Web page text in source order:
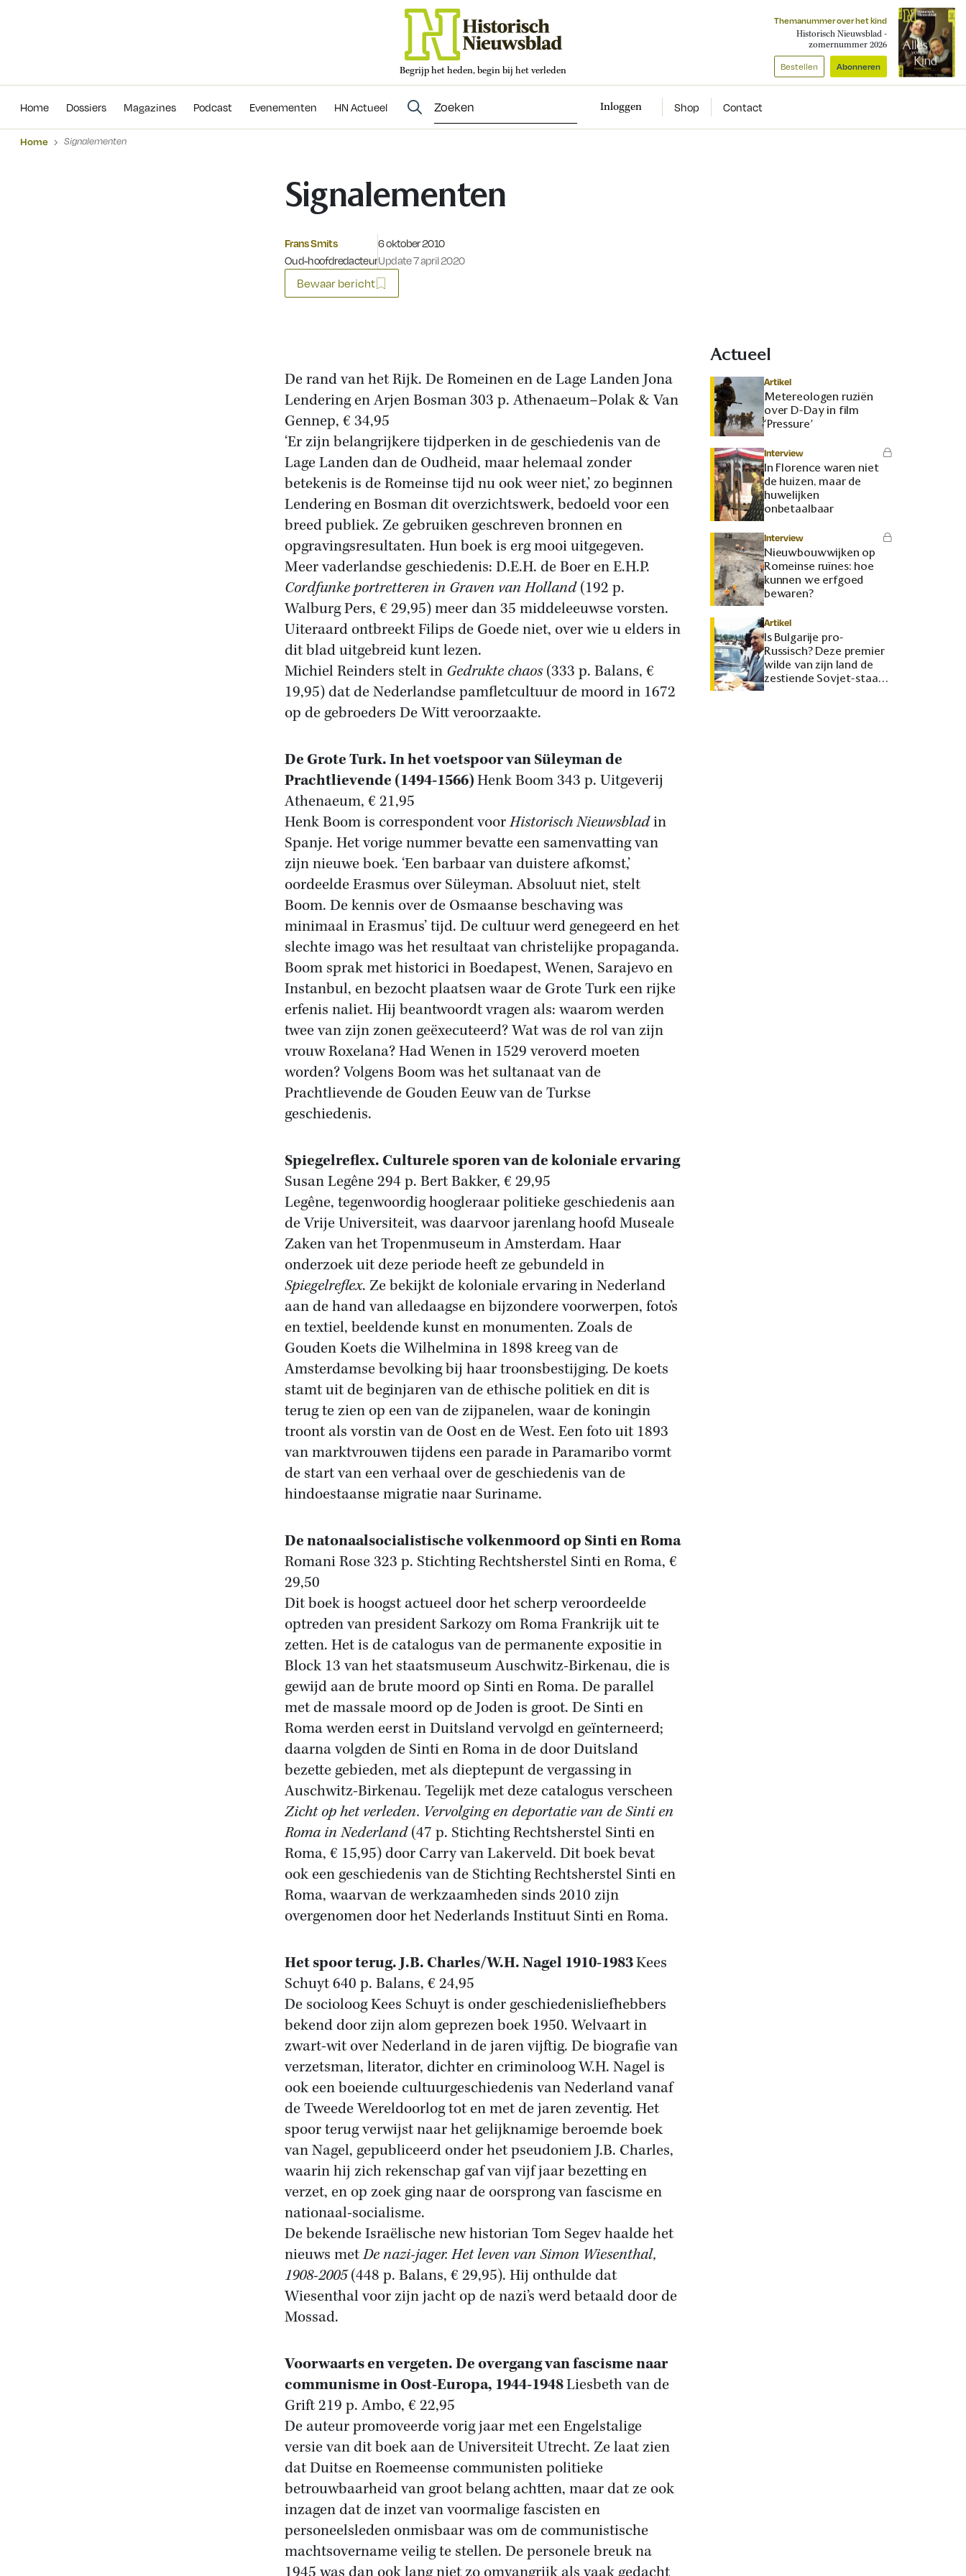
Begrijp het heden, begin bij het verleden
Themanummer over het kind
Historisch Nieuwsblad -
zomernummer 2026
Bestellen Abonneren
Home Dossiers Magazines Podcast Evenementen HN Actueel Inloggen Shop Contact
Evenementen
Home Signalementen
Signalementen
Frans Smits
Oud-hoofdredacteur
Gepubliceerd op:
6 oktober 2010
Update 7 april 2020
Bewaar bericht
De rand van het Rijk. De Romeinen en de Lage Landen Jona
Lendering en Arjen Bosman 303 p. Athenaeum–Polak & Van
Gennep, € 34,95
‘Er zijn belangrijkere tijdperken in de geschiedenis van de
Lage Landen dan de Oudheid, maar helemaal zonder
betekenis is de Romeinse tijd nu ook weer niet,’ zo beginnen
Lendering en Bosman dit overzichtswerk, bedoeld voor een
breed publiek. Ze gebruiken geschreven bronnen en
opgravingsresultaten. Hun boek is erg mooi uitgegeven.
Meer vaderlandse geschiedenis: D.E.H. de Boer en E.H.P.
Cordfunke portretteren in Graven van Holland(192 p.
Walburg Pers, € 29,95) meer dan 35 middeleeuwse vorsten.
Uiteraard ontbreekt Filips de Goede niet, over wie u elders in
dit blad uitgebreid kunt lezen.
Michiel Reinders stelt in Gedrukte chaos(333 p. Balans, €
19,95) dat de Nederlandse pamfletcultuur de moord in 1672
op de gebroeders De Witt veroorzaakte.
De Grote Turk. In het voetspoor van Süleyman de
Prachtlievende (1494-1566)Henk Boom 343 p. Uitgeverij
Athenaeum, € 21,95
Henk Boom is correspondent voorHistorisch Nieuwsbladin
Spanje. Het vorige nummer bevatte een samenvatting van
zijn nieuwe boek. ‘Een barbaar van duistere afkomst,’
oordeelde Erasmus over Süleyman. Absoluut niet, stelt
Boom. De kennis over de Osmaanse beschaving was
minimaal in Erasmus’ tijd. De cultuur werd genegeerd en het
slechte imago was het resultaat van christelijke propaganda.
Boom sprak met historici in Boedapest, Wenen, Sarajevo en
Instanbul, en bezocht plaatsen waar de Grote Turk een rijke
erfenis naliet. Hij beantwoordt vragen als: waarom werden
twee van zijn zonen geëxecuteerd? Wat was de rol van zijn
vrouw Roxelana? Had Wenen in 1529 veroverd moeten
worden? Volgens Boom was het sultanaat van de
Prachtlievende de Gouden Eeuw van de Turkse
geschiedenis.
Spiegelreflex. Culturele sporen van de koloniale ervaring
Susan Legêne 294 p. Bert Bakker, € 29,95
Legêne, tegenwoordig hoogleraar politieke geschiedenis aan
de Vrije Universiteit, was daarvoor jarenlang hoofd Museale
Zaken van het Tropenmuseum in Amsterdam. Haar
onderzoek uit deze periode heeft ze gebundeld in
Spiegelreflex. Ze bekijkt de koloniale ervaring in Nederland
aan de hand van alledaagse en bijzondere voorwerpen, foto’s
en textiel, beeldende kunst en monumenten. Zoals de
Gouden Koets die Wilhelmina in 1898 kreeg van de
Amsterdamse bevolking bij haar troonsbestijging. De koets
stamt uit de beginjaren van de ethische politiek en dit is
terug te zien op een van de zijpanelen, waar de koningin
troont als vorstin van de Oost en de West. Een foto uit 1893
van marktvrouwen tijdens een parade in Paramaribo vormt
de start van een verhaal over de geschiedenis van de
hindoestaanse migratie naar Suriname.
De natonaalsocialistische volkenmoord op Sinti en Roma
Romani Rose 323 p. Stichting Rechtsherstel Sinti en Roma, €
29,50
Dit boek is hoogst actueel door het scherp veroordeelde
optreden van president Sarkozy om Roma Frankrijk uit te
zetten. Het is de catalogus van de permanente expositie in
Block 13 van het staatsmuseum Auschwitz-Birkenau, die is
gewijd aan de brute moord op Sinti en Roma. De parallel
met de massale moord op de Joden is groot. De Sinti en
Roma werden eerst in Duitsland vervolgd en geïnterneerd;
daarna volgden de Sinti en Roma in de door Duitsland
bezette gebieden, met als dieptepunt de vergassing in
Auschwitz-Birkenau. Tegelijk met deze catalogus verscheen
Zicht op het verleden. Vervolging en deportatie van de Sinti en
Roma in Nederland(47 p. Stichting Rechtsherstel Sinti en
Roma, € 15,95) door Carry van Lakerveld. Dit boek bevat
ook een geschiedenis van de Stichting Rechtsherstel Sinti en
Roma, waarvan de werkzaamheden sinds 2010 zijn
overgenomen door het Nederlands Instituut Sinti en Roma.
Het spoor terug. J.B. Charles/W.H. Nagel 1910-1983Kees
Schuyt 640 p. Balans, € 24,95
De socioloog Kees Schuyt is onder geschiedenisliefhebbers
bekend door zijn alom geprezen boek 1950. Welvaart in
zwart-wit over Nederland in de jaren vijftig. De biografie van
verzetsman, literator, dichter en criminoloog W.H. Nagel is
ook een boeiende cultuurgeschiedenis van Nederland vanaf
de Tweede Wereldoorlog tot en met de jaren zeventig. Het
spoor terug verwijst naar het gelijknamige beroemde boek
van Nagel, gepubliceerd onder het pseudoniem J.B. Charles,
waarin hij zich rekenschap gaf van vijf jaar bezetting en
verzet, en op zoek ging naar de oorsprong van fascisme en
nationaal-socialisme.
De bekende Israëlische new historian Tom Segev haalde het
nieuws metDe nazi-jager. Het leven van Simon Wiesenthal,
1908-2005(448 p. Balans, € 29,95). Hij onthulde dat
Wiesenthal voor zijn jacht op de nazi’s werd betaald door de
Mossad.
Voorwaarts en vergeten. De overgang van fascisme naar
communisme in Oost-Europa, 1944-1948Liesbeth van de
Grift 219 p. Ambo, € 22,95
De auteur promoveerde vorig jaar met een Engelstalige
versie van dit boek aan de Universiteit Utrecht. Ze laat zien
dat Duitse en Roemeense communisten politieke
betrouwbaarheid van groot belang achtten, maar dat ze ook
inzagen dat de inzet van voormalige fascisten en
personeelsleden onmisbaar was om de communistische
machtsovername veilig te stellen. De personele breuk na
Actueel
Artikel
Metereologen ruziën
over D-Day in film
‘Pressure’
Interview
In Florence waren niet
de huizen, maar de
huwelijken
onbetaalbaar
Interview
Nieuwbouwwijken op
Romeinse ruïnes: hoe
kunnen we erfgoed
bewaren?
Artikel
Is Bulgarije pro-
Russisch? Deze premier
wilde van zijn land de
zestiende Sovjet-staat
maken